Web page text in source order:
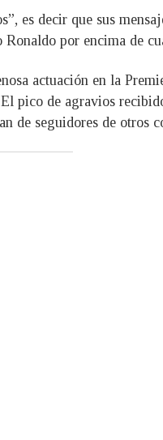
es decir que sus
por encima de
actuación en la
pico de agravios
de seguidores de otros